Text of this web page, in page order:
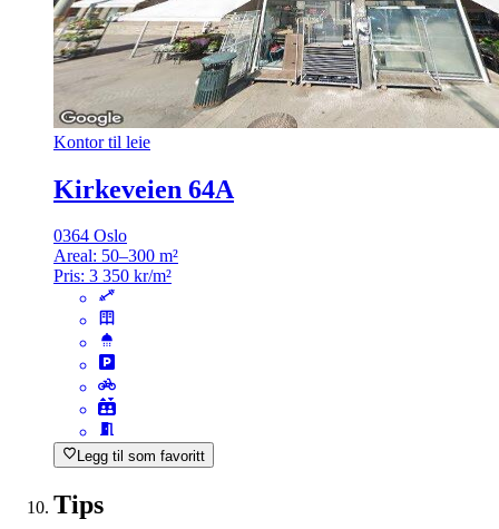
Kontor til leie
Kirkeveien 64A
0364 Oslo
Areal: 50–300 m²
Pris: 3 350 kr/m²
Legg til som favoritt
Tips